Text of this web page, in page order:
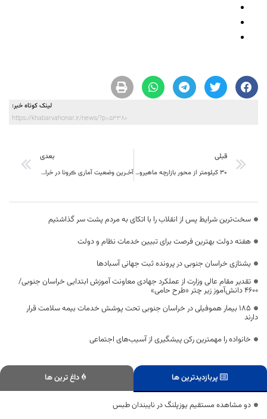
لینک کوتاه خبر:
https://khabarvahonar.ir/news/?p=53380
قبلی
۳۰ کیلومتر از محور بازارچه ماهیرود به فراه افغانستان در دست اجرا است
بعدی
آخـرین وضعیت آماری ڪرونا در خراسان جنوبی
سخت‌ترین شرایط پس از انقلاب را با اتکای به مردم پشت سر گذاشتیم
هفته دولت بهترین فرصت برای تبیین خدمات نظام و دولت
یشتازی خراسان جنوبی در پرونده ثبت جهانی آسبادها
تقدیر مقام عالی وزارت از عملکرد جهادی معاونت آموزش ابتدایی خراسان جنوبی/
۴۶۰۰ دانش‌آموز زیر چتر «طرح حامی»
۱۸۵ بیمار هموفیلی در خراسان جنوبی تحت پوشش خدمات بیمه سلامت قرار
دارند
خانواده را مهمترین رکن پیشگیری از آسیب‌های اجتماعی
پربازدیدترین ها داغ ترین ها
دو مشاهده مستقیم یوزپلنگ در نایبندان طبس